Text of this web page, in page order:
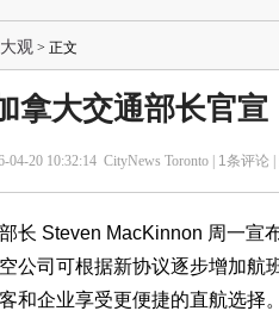
观 > 正文
拿大交通部长官
04-20 10:32:14 CityNews Toronto | 1条评论 |
长 Steven MacKinnon 周一宣
公司可根据新协议逐步增加航
和企业享受更便捷的直航选择。